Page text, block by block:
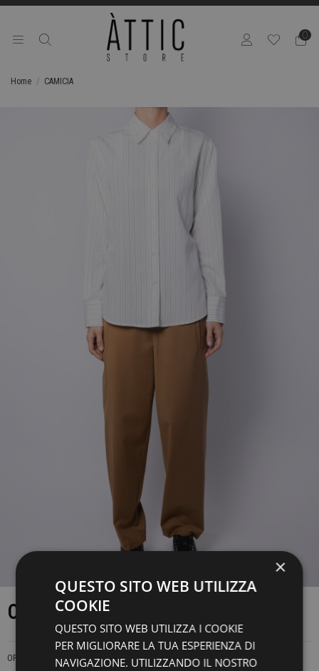
0
Home CAMICIA
CAMICIA
OROLOGIO
×
QUESTO SITO WEB UTILIZZA
COOKIE
QUESTO SITO WEB UTILIZZA I COOKIE
PER MIGLIORARE LA TUA ESPERIENZA DI
NAVIGAZIONE. UTILIZZANDO IL NOSTRO